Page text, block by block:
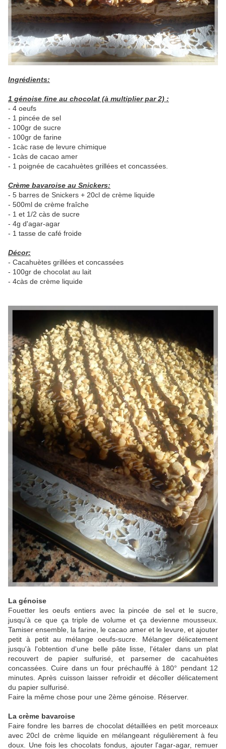
Ingrédients:
1 génoise fine au chocolat (à multiplier par 2) :
- 4 oeufs
- 1 pincée de sel
- 100gr de sucre
- 100gr de farine
- 1càc rase de levure chimique
- 1càs de cacao amer
- 1 poignée de cacahuètes grillées et concassées.
Crème bavaroise au Snickers:
- 5 barres de Snickers + 20cl de crème liquide
- 500ml de crème fraîche
- 1 et 1/2 càs de sucre
- 4g d'agar-agar
- 1 tasse de café froide
Décor:
- Cacahuètes grillées et concassées
- 100gr de chocolat au lait
- 4càs de crème liquide
La génoise
Fouetter les oeufs entiers avec la pincée de sel et le sucre,
jusqu'à ce que ça triple de volume et ça devienne mousseux.
Tamiser ensemble, la farine, le cacao amer et le levure, et ajouter
petit à petit au mélange oeufs-sucre. Mélanger délicatement
jusqu'à l'obtention d'une belle pâte lisse, l'étaler dans un plat
recouvert de papier sulfurisé, et parsemer de cacahuètes
concassées. Cuire dans un four préchauffé à 180° pendant 12
minutes. Après cuisson laisser refroidir et décoller délicatement
du papier sulfurisé.
Faire la même chose pour une 2ème génoise. Réserver.
La crème bavaroise
Faire fondre les barres de chocolat détaillées en petit morceaux
avec 20cl de crème liquide en mélangeant régulièrement à feu
doux. Une fois les chocolats fondus, ajouter l'agar-agar, remuer